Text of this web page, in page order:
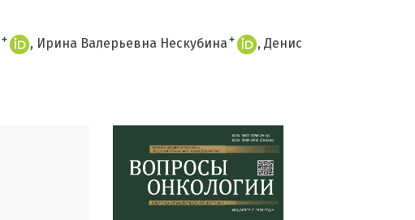
+ Ирина Валерьевна Нескубина +
Денис